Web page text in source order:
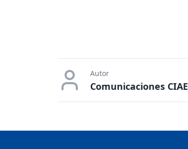
Autor
Comunicaciones CIAE